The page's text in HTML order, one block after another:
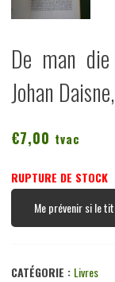
De man
Johan
€7,00 tvac
RUPTURE DE STOCK
Me prévenir si le
CATÉGORIE : Livres